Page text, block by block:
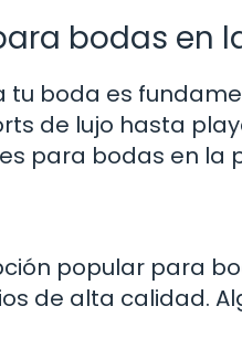
bodas en
boda es
de lujo hasta
para bodas en la
popular para
de alta calidad.